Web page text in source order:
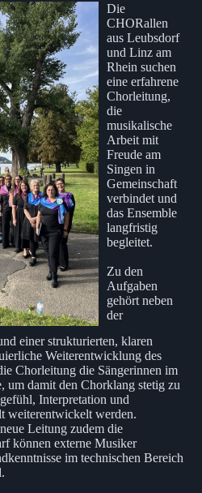
Die
CHORallen
aus Leubsdorf
und Linz am
Rhein suchen
eine erfahrene
Chorleitung,
die
musikalische
Arbeit mit
Freude am
Singen in
Gemeinschaft
verbindet und
das Ensemble
langfristig
begleitet.
Zu den
Aufgaben
gehört neben
der
einer strukturierten, klaren
Weiterentwicklung des
Chorleitung die Sängerinnen im
um damit den Chorklang stetig zu
Interpretation und
weiterentwickelt werden.
Leitung zudem die
können externe Musiker
im technischen Bereich